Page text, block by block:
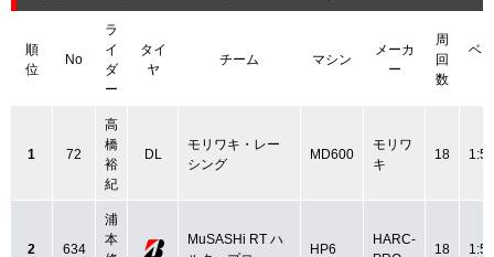
順
位
No
ラ
イ
ダ
ー
タイ
ヤ
チーム マシン
メーカ
ー
周
回
数
ベ
1 72
高
橋
裕
紀
DL
モリワキ・レー
シング
MD600
モリワ
キ
18
2 634
浦
本
MuSASHi RT ハ
HP6
HARC-
18